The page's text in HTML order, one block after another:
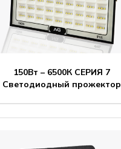
150Вт – 6500К СЕРИЯ 7
Светодиодный прожектор